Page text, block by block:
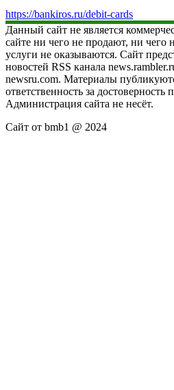
https://bankiros.ru/debit-cards
Данный сайт не является
сайте ни чего не продают, ни чего
услуги не оказываются. Сайт
новостей RSS канала
newsru.com. Материалы
ответственность за
Администрация сайта не несёт.
Сайт от bmb1 @ 2024